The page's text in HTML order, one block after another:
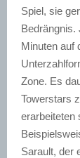
Spiel, sie
Bedrängnis.
Minuten auf
Zone. Es
Towerstars
erarbeiteten
Sarault, der